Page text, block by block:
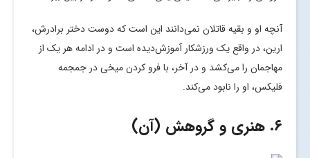
آنچه او و بقیه قاتلان نمی‌دانند این است که دوست دختر برادرش،
ارین، در واقع یک ورزشکار آموزش‌دیده است و در ادامه هر یک از
مهاجمان را می‌کشد و در آخر، با فرو کردن میخی در جمجمه
فلیکس، او را نابود می‌کند.
۶. هنری و گروهش (آن)